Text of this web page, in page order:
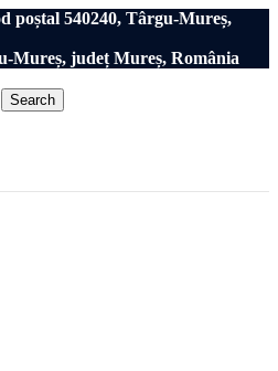
poștal 540240, Târgu-Mureș,
Mureș, județ Mureș, România
Search